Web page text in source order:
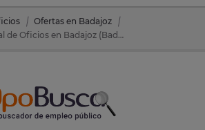
Ofertas en Badajoz
Oposiciones de Personal de Oficios en Badajoz (Badajoz)